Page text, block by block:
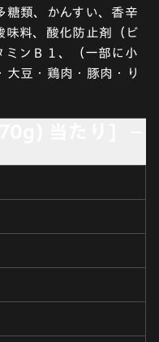
糖類、かんすい、香辛
味料、酸化防止剤（ビ
ミンＢ１、（一部に小
大豆・鶏肉・豚肉・り